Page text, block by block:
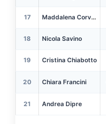
17 Maddalena Corvaglia
18 Nicola Savino
19 Cristina Chiabotto
20 Chiara Francini
21 Andrea Dipre